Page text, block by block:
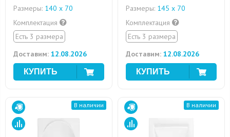
Размеры: 140 х 70
Комплектация
Есть 3 размера
Доставим: 12.08.2026
Размеры: 145 x 70
Комплектация
Есть 3 размера
Доставим: 12.08.2026
В наличии В наличии